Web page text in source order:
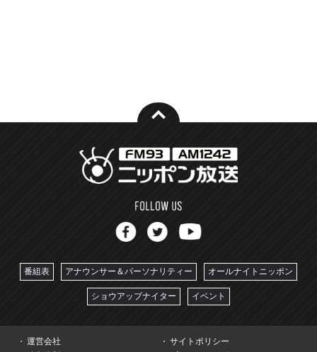
番組表 アナウンサー＆パーソナリティー オールナイトニッポン
ショウアップナイター イベント
運営会社
サイトポリシー